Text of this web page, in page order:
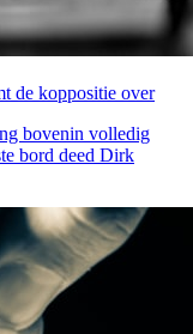
de koppositie over
bovenin volledig
bord deed Dirk